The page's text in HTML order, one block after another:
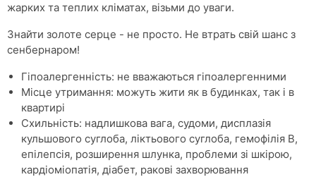
жарких та теплих кліматах, візьми до уваги.
Знайти золоте серце - не просто. Не втрать свій шанс з
сенбернаром!
Гіпоалергенність: не вважаються гіпоалергенними
Місце утримання: можуть жити як в будинках, так і в
квартирі
Схильність: надлишкова вага, судоми, дисплазія
кульшового суглоба, ліктьового суглоба, гемофілія В,
епілепсія, розширення шлунка, проблеми зі шкірою,
кардіоміопатія, діабет, ракові захворювання